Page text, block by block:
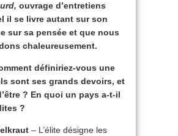
ouvrage d’entretiens
il se livre autant sur son
sur sa pensée et que nous
chaleureusement.
définiriez-vous une
sont ses grands devoirs, et
? En quoi un pays a-t-il
?
– L’élite désigne les